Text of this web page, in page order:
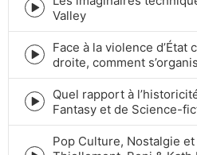
Episode
play
icon
Valley
Episode
play
icon
Face à la violence d’État
droite, comment
Episode
play
icon
Quel rapport à
Fantasy et de Science-
Pop Culture, Nostalgie